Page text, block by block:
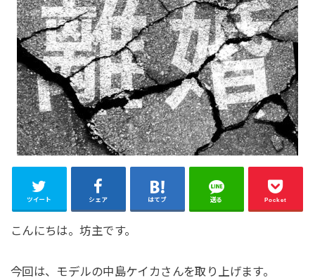
ツイート シェア はてブ 送る Pocket
こんにちは。坊主です。
今回は、モデルの中島ケイカさんを取り上げます。